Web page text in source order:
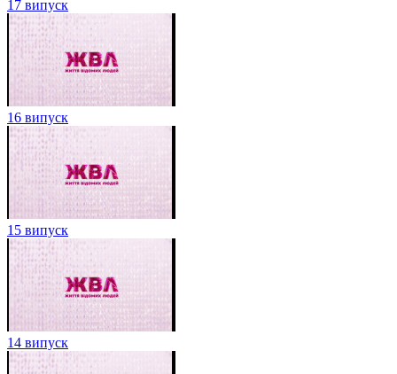
17 випуск
16 випуск
15 випуск
14 випуск